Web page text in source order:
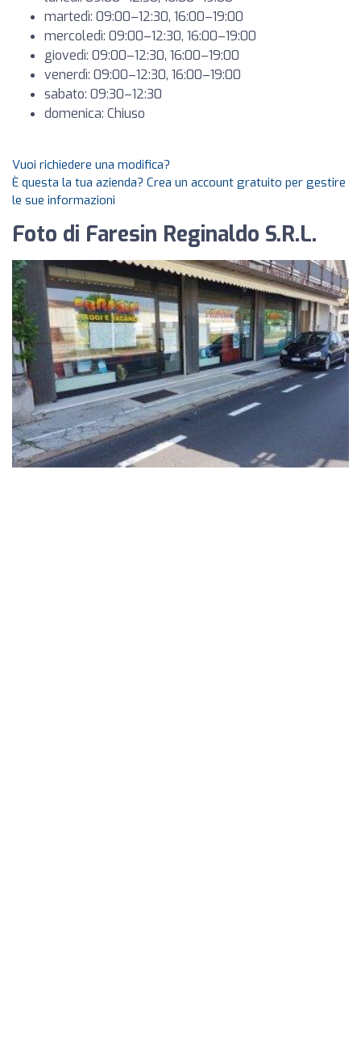
martedì: 09:00–12:30, 16:00–19:00
mercoledì: 09:00–12:30, 16:00–19:00
giovedì: 09:00–12:30, 16:00–19:00
venerdì: 09:00–12:30, 16:00–19:00
sabato: 09:30–12:30
domenica: Chiuso
Vuoi richiedere una modifica?
È questa la tua azienda? Crea un account gratuito per gestire
le sue informazioni
Foto di Faresin Reginaldo S.R.L.